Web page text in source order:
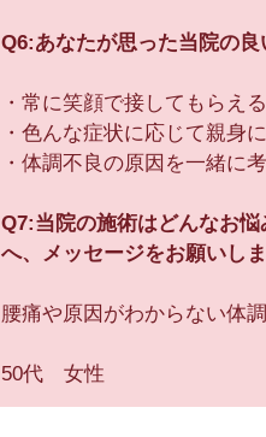
Q6:あなたが思った当院の
・常に笑顔で接してもらえ
・色んな症状に応じて親身
・体調不良の原因を一緒に
Q7:当院の施術はどんなお
へ、メッセージをお願いしま
腰痛や原因がわからない体
50代 女性